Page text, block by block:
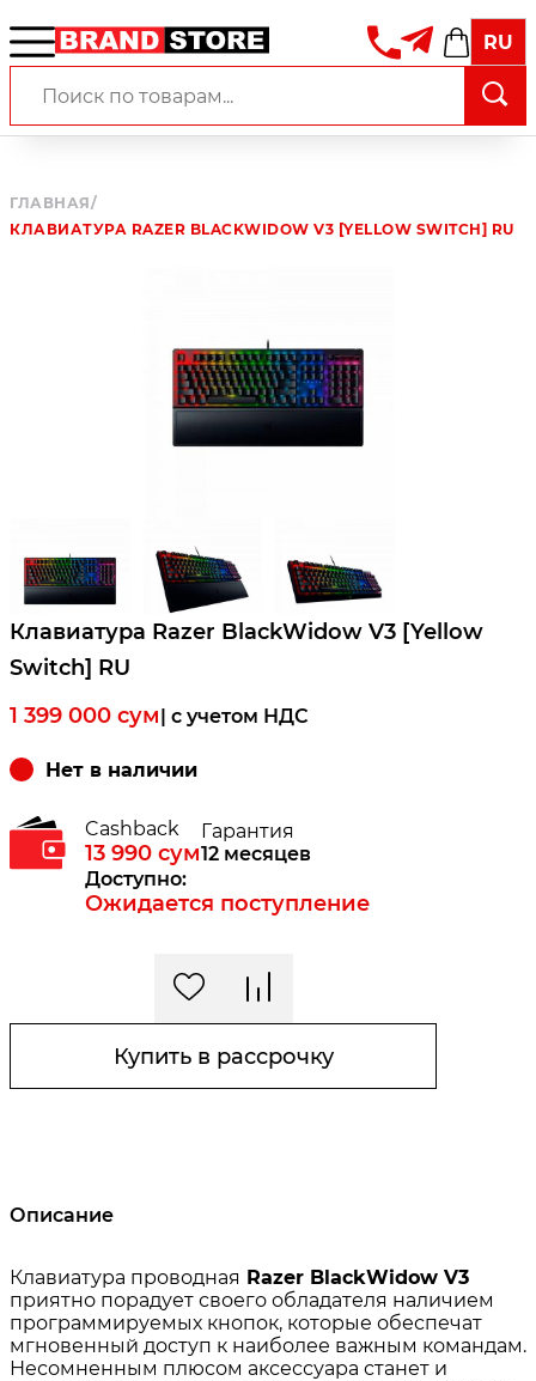
RU
ГЛАВНАЯ/
КЛАВИАТУРА RAZER BLACKWIDOW V3 [YELLOW SWITCH] RU
Клавиатура Razer BlackWidow V3 [Yellow
Switch] RU
1 399 000 сум| c учетом НДС
Нет в наличии
Cashback
13 990 сум
Гарантия
12 месяцев
Доступно:
Ожидается поступление
Купить в рассрочку
Описание